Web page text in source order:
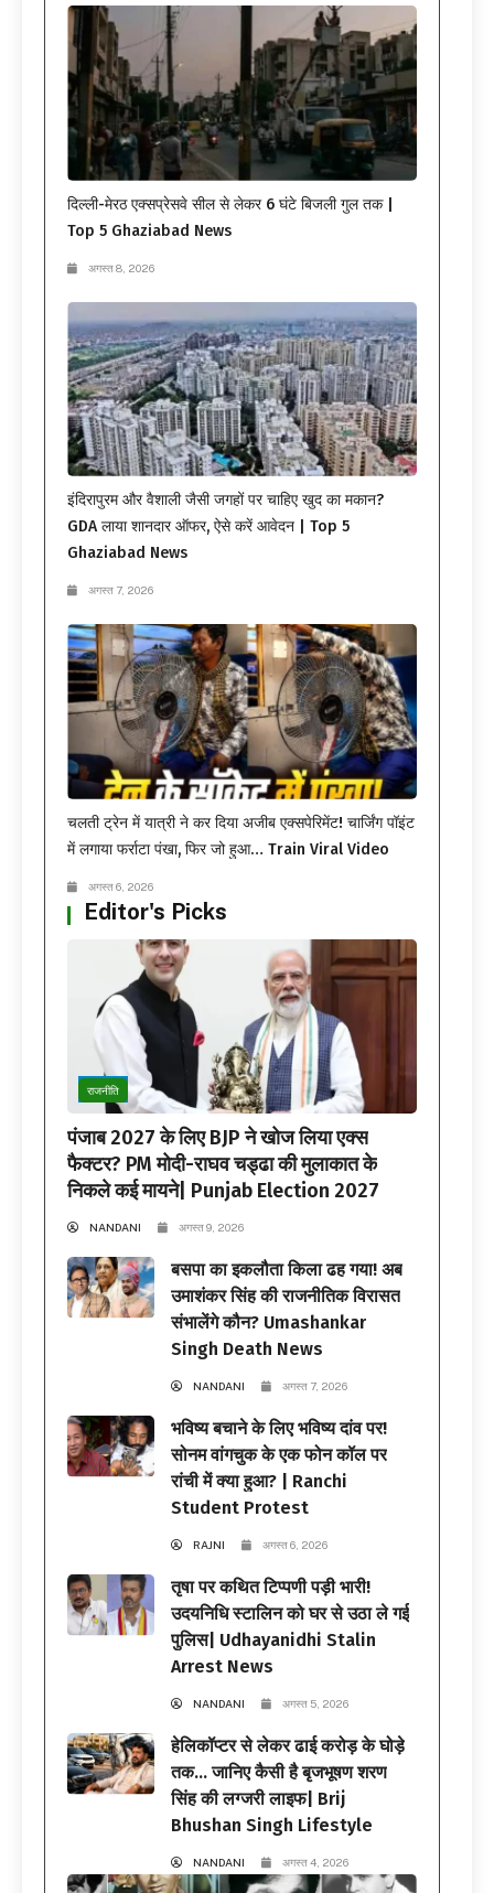
दिल्ली-मेरठ एक्सप्रेसवे सील से लेकर 6 घंटे बिजली गुल तक |
Top 5 Ghaziabad News
अगस्त 8, 2026
इंदिरापुरम और वैशाली जैसी जगहों पर चाहिए खुद का मकान?
GDA लाया शानदार ऑफर, ऐसे करें आवेदन | Top 5
Ghaziabad News
अगस्त 7, 2026
चलती ट्रेन में यात्री ने कर दिया अजीब एक्सपेरिमेंट! चार्जिंग पॉइंट
में लगाया फर्राटा पंखा, फिर जो हुआ… Train Viral Video
अगस्त 6, 2026
Editor's Picks
राजनीति
पंजाब 2027 के लिए BJP ने खोज लिया एक्स
फैक्टर? PM मोदी-राघव चड्ढा की मुलाकात के
निकले कई मायने| Punjab Election 2027
NANDANI अगस्त 9, 2026
बसपा का इकलौता किला ढह गया! अब
उमाशंकर सिंह की राजनीतिक विरासत
संभालेंगे कौन? Umashankar
Singh Death News
NANDANI अगस्त 7, 2026
भविष्य बचाने के लिए भविष्य दांव पर!
सोनम वांगचुक के एक फोन कॉल पर
रांची में क्या हुआ? | Ranchi
Student Protest
RAJNI अगस्त 6, 2026
तृषा पर कथित टिप्पणी पड़ी भारी!
उदयनिधि स्टालिन को घर से उठा ले गई
पुलिस| Udhayanidhi Stalin
Arrest News
NANDANI अगस्त 5, 2026
हेलिकॉप्टर से लेकर ढाई करोड़ के घोड़े
तक… जानिए कैसी है बृजभूषण शरण
सिंह की लग्जरी लाइफ| Brij
Bhushan Singh Lifestyle
NANDANI अगस्त 4, 2026